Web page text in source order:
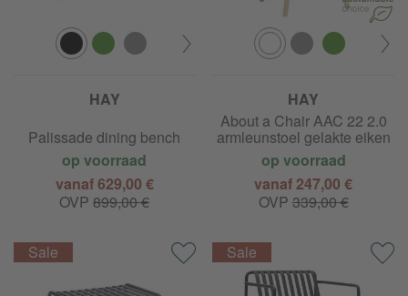
HAY
Palissade dining bench
op voorraad
vanaf 629,00 €
OVP899,00 €
HAY
About a Chair AAC 22 2.0
armleunstoel gelakte eiken
op voorraad
vanaf 247,00 €
OVP 339,00 €